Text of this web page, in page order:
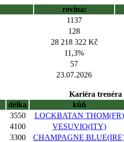
rovina:
1137
128
28 218 322 Kč
11,3%
57
23.07.2026
Kariéra trenéra
délka
kůň
3550
LOCKBATAN THOM(FR)
4100
VESUVIO(ITY)
3300
CHAMPAGNE